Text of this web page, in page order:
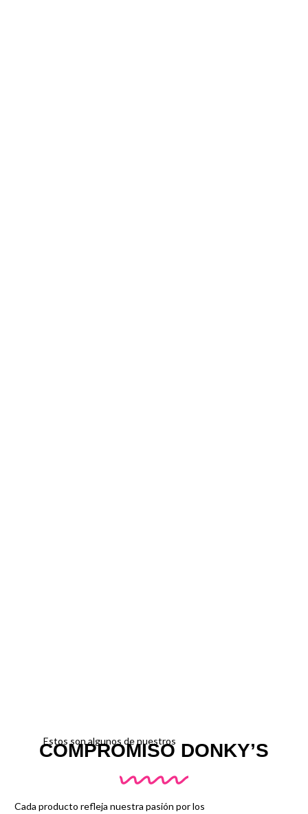
Estos son algunos de nuestros
COMPROMISO DONKY’S
Cada producto refleja nuestra pasión por los